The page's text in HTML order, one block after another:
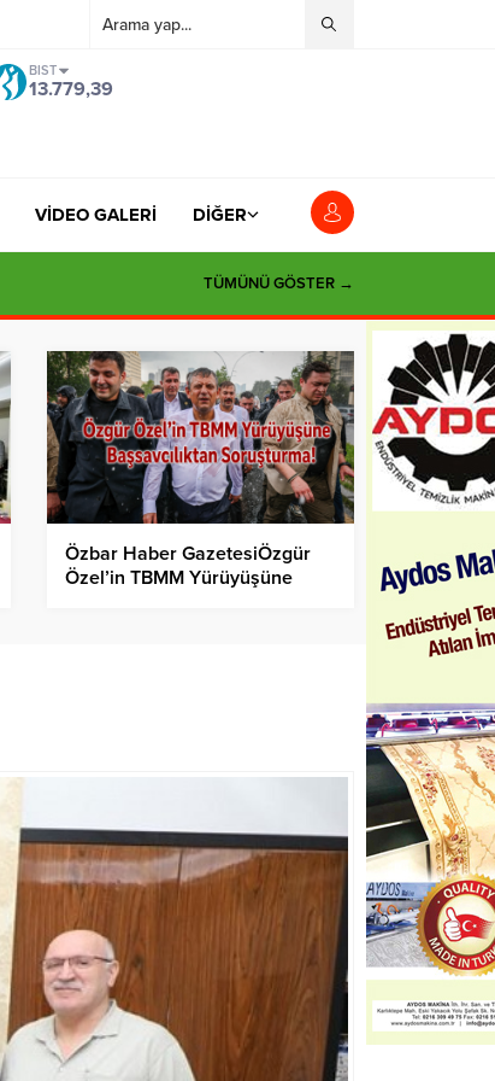
BIST
13.779,39
VİDEO GALERİ DİĞER
TÜMÜNÜ GÖSTER →
Özbar Haber GazetesiÖzgür
Özel’in TBMM Yürüyüşüne